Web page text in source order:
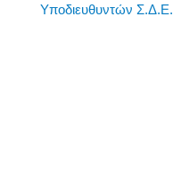
Υποδιευθυντών Σ.Δ.Ε.